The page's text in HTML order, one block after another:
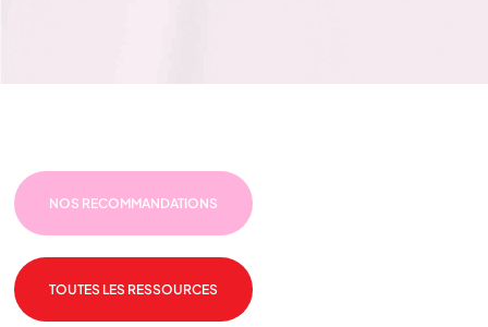
NOS RECOMMANDATIONS
TOUTES LES RESSOURCES